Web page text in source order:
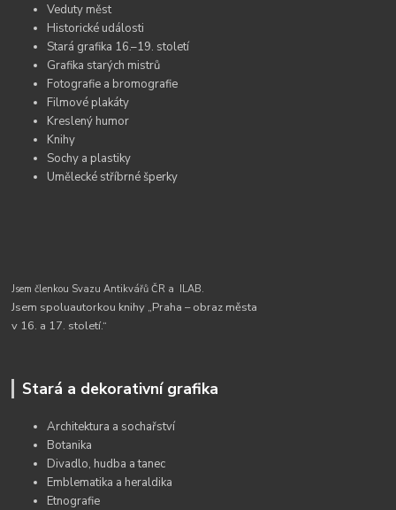
Veduty měst
Historické události
Stará grafika 16.–19. století
Grafika starých mistrů
Fotografie a bromografie
Filmové plakáty
Kreslený humor
Knihy
Sochy a plastiky
Umělecké stříbrné šperky
Jsem členkou Svazu Antikvářů ČR a ILAB.
Jsem spoluautorkou knihy „Praha – obraz města
v 16. a 17. století.“
Stará a dekorativní grafika
Architektura a sochařství
Botanika
Divadlo, hudba a tanec
Emblematika a heraldika
Etnografie